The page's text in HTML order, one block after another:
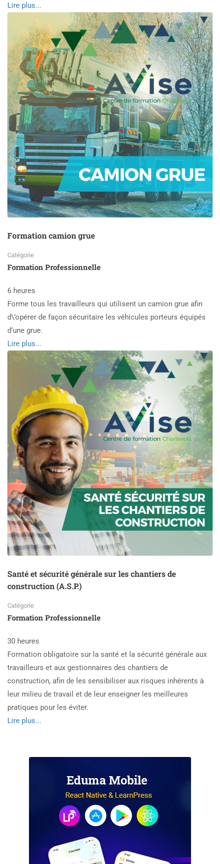
Read
Abattage
manuel
Lire plus...
Formation camion grue
Catégorie
Formation Professionnelle
6 heures
Forme tous les travailleurs qui utilisent un camion grue afin
d\’opérer de façon sécuritaire les véhicules porteurs équipés
d’une grue.
Read
more
camion
grue
Lire plus...
Santé et sécurité générale sur les chantiers de
construction (A.S.P.)
Catégorie
Formation Professionnelle
30 heures
Formation obligatoire sur la santé et la sécurité générale aux
travailleurs et aux gestionnaires des chantiers de
construction, afin de les sensibiliser aux risques inhérents à
leur milieu de travail et de leur enseigner les meilleures
pratiques pour les éviter.
Read
Lire plus...